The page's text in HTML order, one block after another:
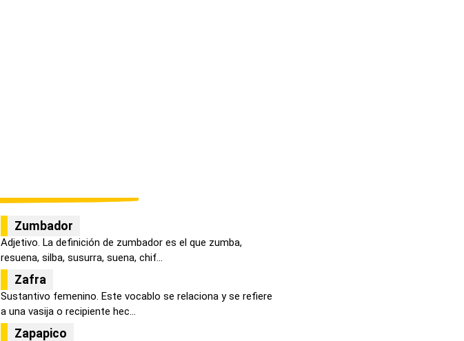
Zumbador
Adjetivo. La definición de zumbador es el que zumba,
resuena, silba, susurra, suena, chif...
Zafra
Sustantivo femenino. Este vocablo se relaciona y se refiere
a una vasija o recipiente hec...
Zapapico